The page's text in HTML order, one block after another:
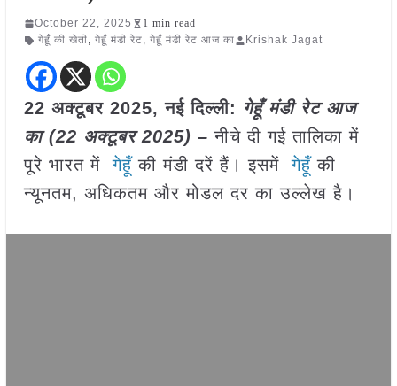
October 22, 2025
1 min read
गेहूँ की खेती, गेहूँ मंडी रेट, गेहूँ मंडी रेट आज का Krishak Jagat
22 अक्टूबर 2025, नई दिल्ली: गेहूँ मंडी रेट आज
का (22 अक्टूबर 2025) – नीचे दी गई तालिका में
पूरे भारत में गेहूँकी मंडी दरें हैं। इसमें गेहूँकी
न्यूनतम, अधिकतम और मोडल दर का उल्लेख है।